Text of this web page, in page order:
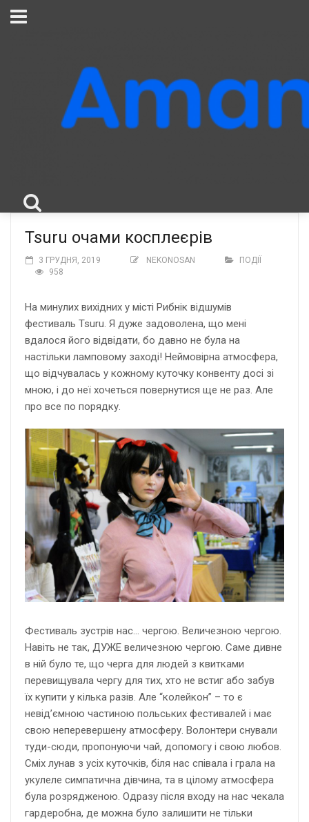
Tsuru очами косплеєрів
3 ГРУДНЯ, 2019 NEKONOSAN
ПОДІЇ
958
На минулих вихідних у місті Рибнік відшумів
фестиваль Tsuru. Я дуже задоволена, що мені
вдалося його відвідати, бо давно не була на
настільки ламповому заході! Неймовірна атмосфера,
що відчувалась у кожному куточку конвенту досі зі
мною, і до неї хочеться повернутися ще не раз. Але
про все по порядку.
Фестиваль зустрів нас… чергою. Величезною чергою.
Навіть не так, ДУЖЕ величезною чергою. Саме дивне
в ній було те, що черга для людей з квитками
перевищувала чергу для тих, хто не встиг або забув
їх купити у кілька разів. Але “колейкон” – то є
невід’ємною частиною польських фестивалей і має
свою неперевершену атмосферу. Волонтери снували
туди-сюди, пропонуючи чай, допомогу і свою любов.
Сміх лунав з усіх куточків, біля нас співала і грала на
укулеле симпатична дівчина, та в цілому атмосфера
була розрядженою. Одразу після входу на нас чекала
гардеробна, де можна було залишити не тільки